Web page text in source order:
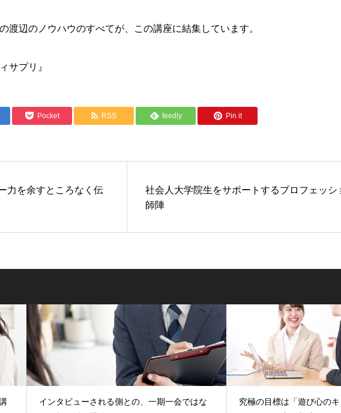
渡辺のノウハウのすべてが、この講座に結集しています。
サプリ』
Pocket RSS feedly Pin it
力を余すところなく伝
社会人大学院生をサポートするプロフェッシ
師陣
インタビューされる側との、一期一会ではな
究極の目標は「遊び心の